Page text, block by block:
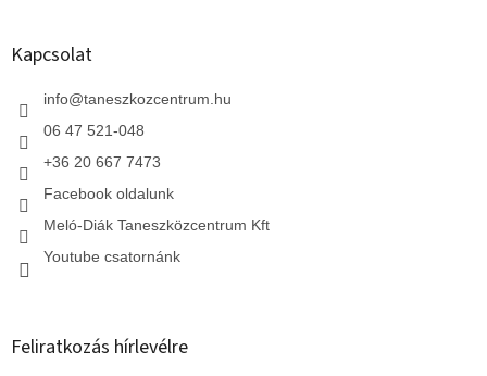
m
Kapcsolat
info@taneszkozcentrum.hu
06 47 521-048
+36 20 667 7473
Facebook oldalunk
Meló-Diák Taneszközcentrum Kft
Youtube csatornánk
Feliratkozás hírlevélre